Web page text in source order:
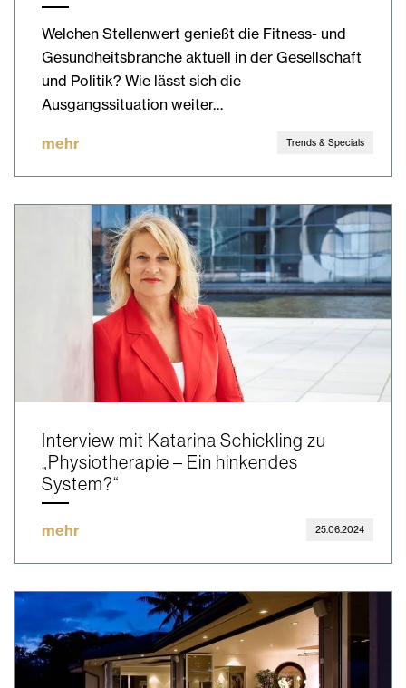
Welchen Stellenwert genießt die Fitness- und
Gesundheitsbranche aktuell in der Gesellschaft
und Politik? Wie lässt sich die
Ausgangssituation weiter…
mehr Trends & Specials
Interview mit Katarina Schickling zu
„Physiotherapie – Ein hinkendes
System?“
mehr 25.06.2024